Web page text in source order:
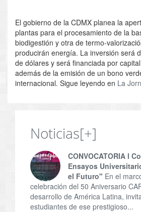
El gobierno de la CDMX planea la
plantas para el procesamiento de la
biodigestión y otra de termo-
producirán energía. La inversión será
de dólares y será financiada por
además de la emisión de un bono
internacional. Sigue leyendo en La
Noticias[+]
CONVOCATORIA l
Ensayos
el Futuro" En el
celebración del 50 Aniversario
desarrollo de América Latina,
estudiantes de ese prestigioso...